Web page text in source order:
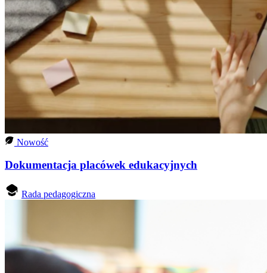
Nowość
Dokumentacja placówek edukacyjnych
Rada pedagogiczna